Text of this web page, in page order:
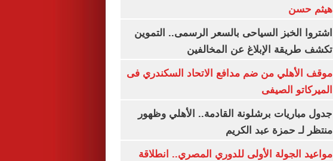
هيثم حسن
اشتروا الخبز السياحى بالسعر الرسمى.. التموين
تكشف طريقة الإبلاغ عن المخالفين
موقف الأهلي من ضم مدافع الاتحاد السكندري فى
الميركاتو الصيفى
جدول مباريات برشلونة القادمة.. الأهلي وظهور
منتظر لـ حمزة عبد الكريم
مواعيد الجولة الأولى للدوري المصري.. انطلاقة